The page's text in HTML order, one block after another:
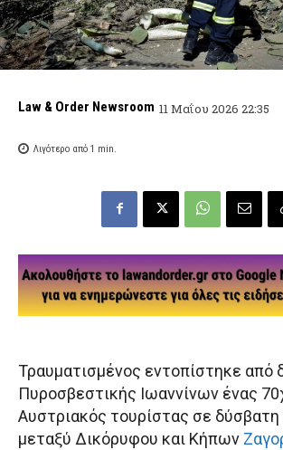
Law & Order Newsroom 11 Μαΐου 2026 22:35
Λιγότερο από 1 min.
Τραυματισμένος εντοπίστηκε από
Πυροσβεστικής Ιωαννίνων ένας
Αυστριακός τουρίστας σε δύσβατη
μεταξύ Δικόρυφου και Κήπων